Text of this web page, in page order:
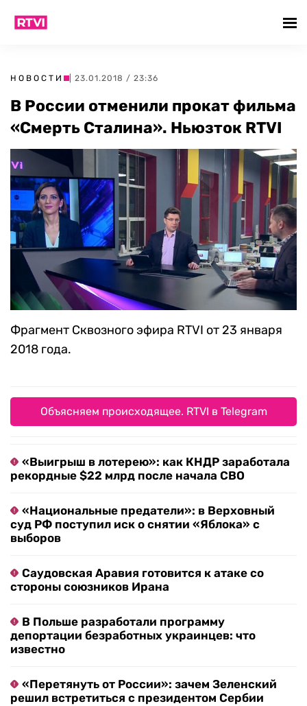
НОВОСТИ | 23.01.2018 / 23:36
В России отменили прокат фильма
«Смерть Сталина». Ньюзток RTVI
Фрагмент Сквозного эфира RTVI от 23 января
2018 года.
Объясняем происходящее. RTVI в Telegram
«Выигрыш в лотерею»: как КНДР заработала
рекордные $22 млрд после начала СВО
«Национальные предатели»: в Верховный
суд РФ поступил иск о снятии «Яблока» с
выборов
Саудовская Аравия готовится к атаке со
стороны союзников Ирана
В Польше разработали программу
депортации безработных украинцев: что
известно
«Перетянуть от России»: зачем Зеленский
решил встретиться с президентом Сербии